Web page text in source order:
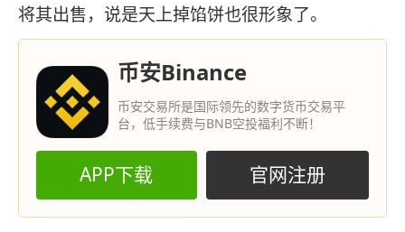
将其出售，说是天上掉馅饼也很形象了。
币安Binance
币安交易所是国际领先的数字货币交易平
台，低手续费与BNB空投福利不断！
APP下载 官网注册